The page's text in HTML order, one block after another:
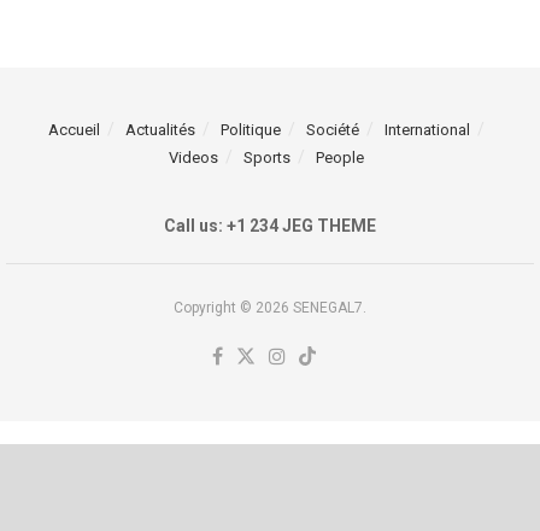
Accueil Actualités Politique Société
International
Videos
Sports People
Call us: +1 234 JEG THEME
Copyright © 2026 SENEGAL7.